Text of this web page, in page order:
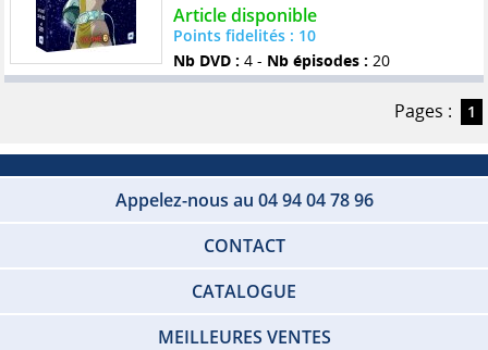
Article disponible
Points fidelités : 10
Nb DVD : 4 - Nb épisodes : 20
Pages : 1
Appelez-nous au 04 94 04 78 96
CONTACT
CATALOGUE
MEILLEURES VENTES